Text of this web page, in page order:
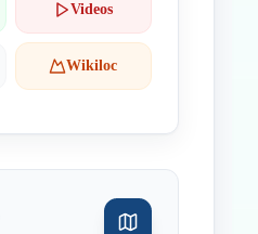
Videos
Wikiloc